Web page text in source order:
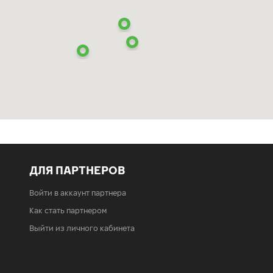
ДЛЯ ПАРТНЕРОВ
Войти в аккаунт партнера
Как стать партнером
Выйти из личного кабинета